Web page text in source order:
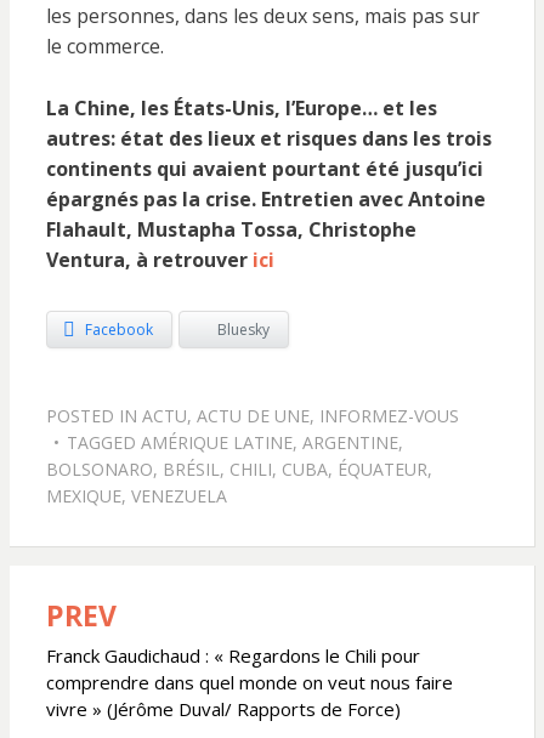
les personnes, dans les deux sens, mais pas sur
le commerce.
La Chine, les États-Unis, l’Europe… et les
autres: état des lieux et risques dans les trois
continents qui avaient pourtant été jusqu’ici
épargnés pas la crise. Entretien avec Antoine
Flahault, Mustapha Tossa, Christophe
Ventura, à retrouver ici
Facebook Bluesky
POSTED IN ACTU, ACTU DE UNE, INFORMEZ-VOUS
TAGGED AMÉRIQUE LATINE, ARGENTINE,
BOLSONARO, BRÉSIL , CHILI, CUBA, ÉQUATEUR,
MEXIQUE, VENEZUELA
Navigation
de
l’article
PREV
Franck Gaudichaud : « Regardons le Chili pour
comprendre dans quel monde on veut nous faire
vivre » (Jérôme Duval/ Rapports de Force)